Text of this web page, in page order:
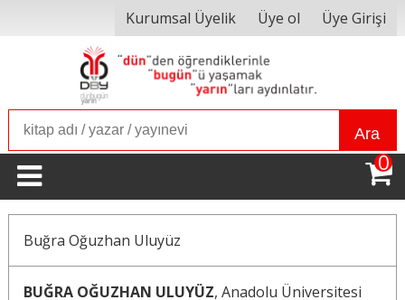
Kurumsal Üyelik Üye ol Üye Girişi
Ara
0
Buğra Oğuzhan Uluyüz
BUĞRA OĞUZHAN ULUYÜZ, Anadolu Üniversitesi